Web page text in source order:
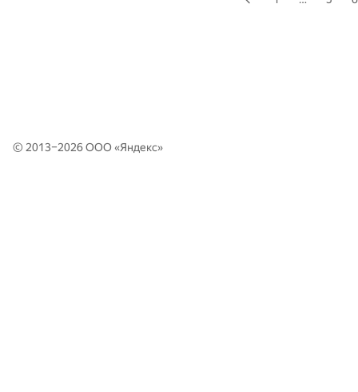
© 2013–2026 ООО «Яндекс»